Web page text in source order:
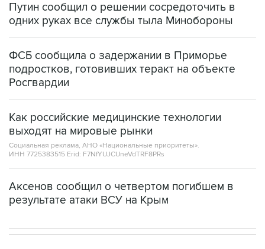
Путин сообщил о решении сосредоточить в
одних руках все службы тыла Минобороны
ФСБ сообщила о задержании в Приморье
подростков, готовивших теракт на объекте
Росгвардии
Как российские медицинские технологии
выходят на мировые рынки
Социальная реклама, АНО «Национальные приоритеты».
ИНН 7725383515 Erid: F7NfYUJCUneVdTRF8PRs
Аксенов сообщил о четвертом погибшем в
результате атаки ВСУ на Крым